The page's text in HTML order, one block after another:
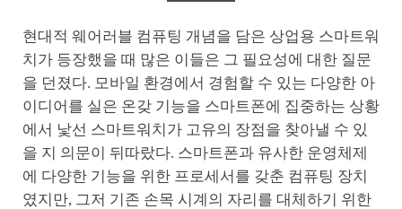
현대적 웨어러블 컴퓨팅 개념을 담은 상업용 스마트워
치가 등장했을 때 많은 이들은 그 필요성에 대한 질문
을 던졌다. 모바일 환경에서 경험할 수 있는 다양한 아
이디어를 실은 온갖 기능을 스마트폰에 집중하는 상황
에서 낯선 스마트워치가 고유의 장점을 찾아낼 수 있
을 지 의문이 뒤따랐다. 스마트폰과 유사한 운영체제
에 다양한 기능을 위한 프로세서를 갖춘 컴퓨팅 장치
였지만, 그저 기존 손목 시계의 자리를 대체하기 위한